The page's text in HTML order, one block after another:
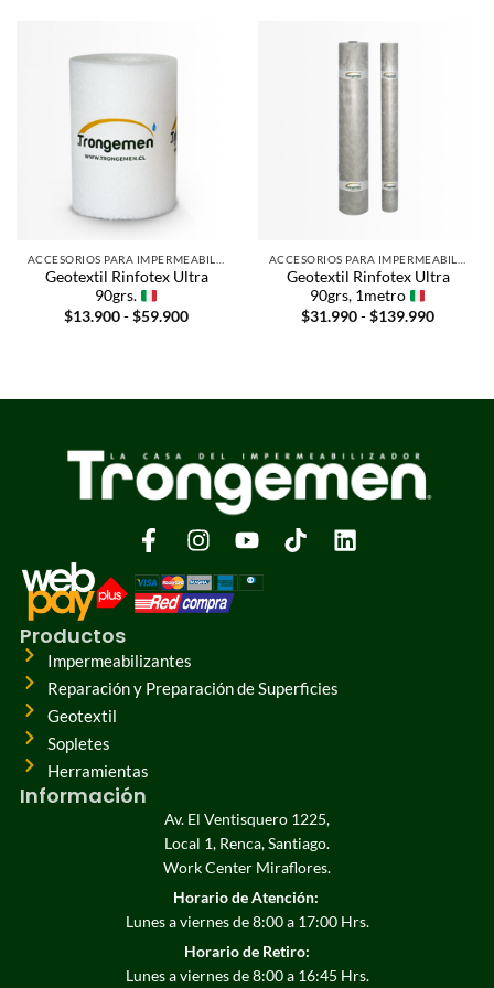
Geotextil Rinfotex Ultra
90grs.
$13.900-$59.900
Geotextil Rinfotex Ultra
90grs, 1metro
$31.990-$139.990
Información
Av. El Ventisquero 1225,
Local 1, Renca, Santiago.
Work Center Miraflores.
Horario de Atención:
Lunes a viernes de 8:00 a 17:00 Hrs.
Horario de Retiro:
Lunes a viernes de 8:00 a 16:45 Hrs.
Productos
Impermeabilizantes
Reparación y Preparación de Superficies
Geotextil
Sopletes
Herramientas